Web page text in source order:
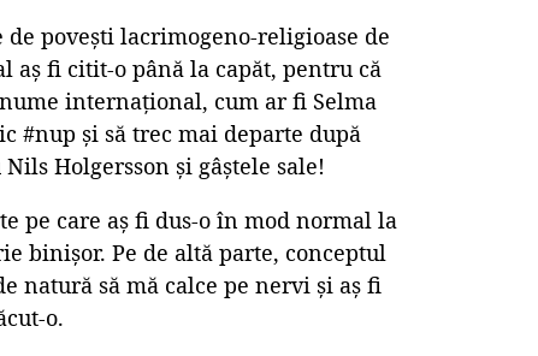
de povești lacrimogeno-religioase de
aș fi citit-o până la capăt, pentru că
internațional, cum ar fi Selma
#nup și să trec mai departe după
Holgersson și gâștele sale!
pe care aș fi dus-o în mod normal la
binișor. Pe de altă parte, conceptul
natură să mă calce pe nervi și aș fi
o.